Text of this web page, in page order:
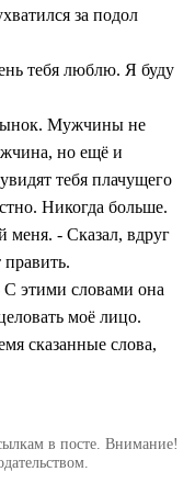
за подол
тебя люблю. Я буду
Мужчины не
но ещё и
тебя плачущего
Никогда больше.
- Сказал, вдруг
этими словами она
моё лицо.
сказанные слова,
в посте. Внимание!